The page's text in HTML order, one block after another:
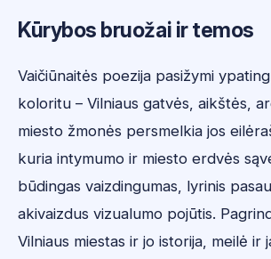
Kūrybos bruožai ir temos
Vaičiūnaitės poezija pasižymi
koloritu – Vilniaus gatvės, aikštės,
miesto žmonės persmelkia jos
kuria intymumo ir miesto erdvės
būdingas vaizdingumas, lyrinis
akivaizdus vizualumo pojūtis.
Vilniaus miestas ir jo istorija, meilė ir